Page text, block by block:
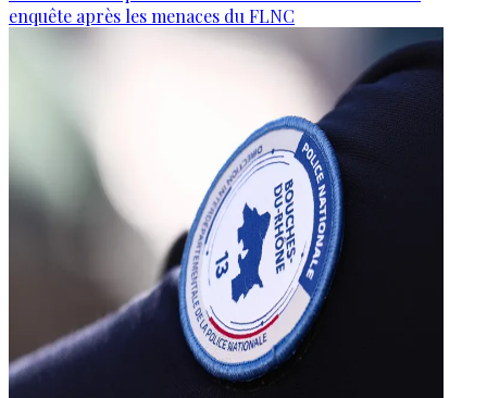
enquête après les menaces du FLNC